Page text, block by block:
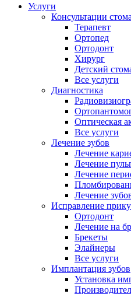
Услуги
Консультации
Терапевт
Ортопед
Ортодонт
Хирург
Детский
Все услуги
Диагностика
Оптическая
Все услуги
Лечение зубов
Лечение
Лечение
Лечение
Лечение
Исправление
Ортодонт
Лечение на
Брекеты
Элайнеры
Все услуги
Имплантация зубов
Установка